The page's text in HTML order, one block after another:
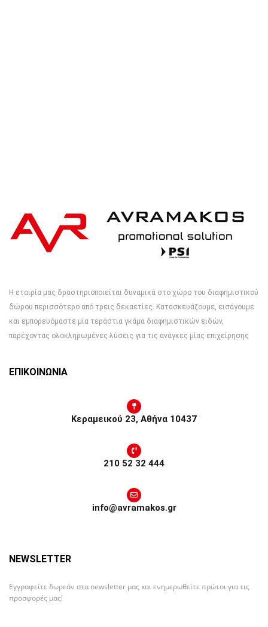
Η εταιρία μας δραστηριοποιείται δυναμικά στο χώρο του διαφημιστικού
δώρου περισσότερο από τρεις δεκαετίες. Κατασκευάζουμε, εισάγουμε
και εμπορευόμαστε μία τεράστια γκάμα διαφημιστικών ειδών,
παρέχοντας ολοκληρωμένες λύσεις για τις ανάγκες μίας επιχείρησης
ΕΠΙΚΟΙΝΩΝΙΑ
Κεραμεικού 23, Αθήνα 10437
210 52 32 444
info@avramakos.gr
NEWSLETTER
Εγγραφείτε δωρεάν στα newsletter μας και ενημερωθείτε πρώτοι για τις
προσφορές μας!